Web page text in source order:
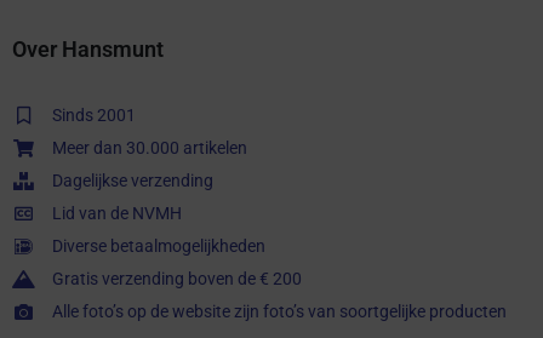
Over Hansmunt
Sinds 2001
Meer dan 30.000 artikelen
Dagelijkse verzending
Lid van de NVMH
Diverse betaalmogelijkheden
Gratis verzending boven de € 200
Alle foto’s op de website zijn foto’s van soortgelijke producten